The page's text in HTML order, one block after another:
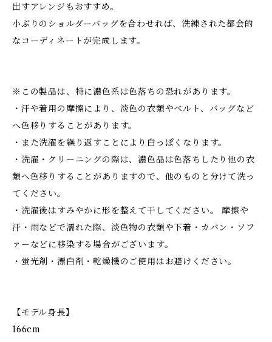
出すアレンジもおすすめ。
小ぶりのショルダーバッグを合わせれば、洗練された都会的
なコーディネートが完成します。
※この製品は、特に濃色系は色落ちの恐れがあります。
・汗や着用の摩擦により、淡色の衣類やベルト、バッグなど
へ色移りすることがあります。
・また洗濯を繰り返すことにより白っぽくなります。
・洗濯・クリーニングの際は、濃色品は色落ちしたり他の衣
類へ色移りすることがありますので、他のものと分けて洗っ
てください。
・洗濯後はすみやかに形を整えて干してください。 摩擦や
汗・雨などで濡れた際、淡色物の衣類や下着・カバン・ソフ
ァーなどに移染する場合がございます。
・蛍光剤・漂白剤・乾燥機のご使用はお避けください。
【モデル身長】
166cm